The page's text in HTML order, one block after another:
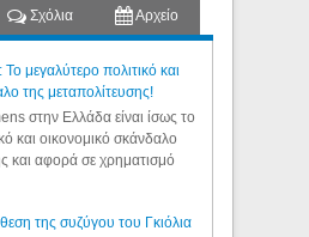
Σχόλια Αρχείο
μεγαλύτερο πολιτικό και
της μεταπολίτευσης!
στην Ελλάδα είναι ίσως το
και οικονομικό σκάνδαλο
και αφορά σε χρηματισμό
της συζύγου του Γκιόλια